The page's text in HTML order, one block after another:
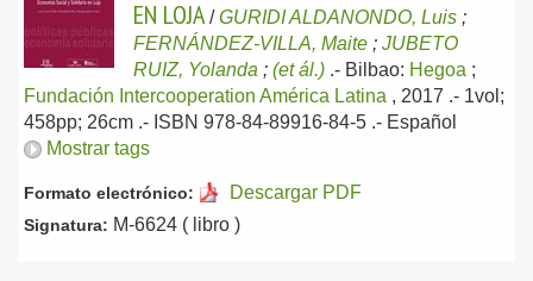
EN LOJA /GURIDI ALDANONDO, Luis ;
FERNÁNDEZ-VILLA, Maite ; JUBETO
RUIZ, Yolanda ; (et ál.) .- Bilbao: Hegoa ;
Fundación Intercooperation América Latina , 2017 .- 1vol;
458pp; 26cm .- ISBN 978-84-89916-84-5 .- Español
Mostrar tags
Formato electrónico: Descargar PDF
Signatura: M-6624 ( libro )